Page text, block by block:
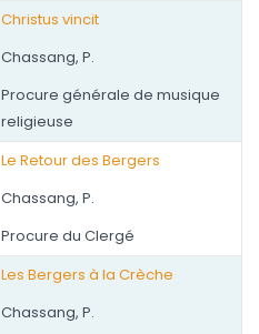
Christus vincit
Chassang, P.
Procure générale de musique
religieuse
Le Retour des Bergers
Chassang, P.
Procure du Clergé
Les Bergers à la Crèche
Chassang, P.